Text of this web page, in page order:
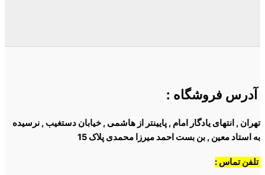
فروشگاه:
, انتهای یادگار امام , پایینتر از هاشمی , خیابان دستغیب , نرسیده
معین , بن بست احمد میرزا محمدی پلاک 15
تماس :